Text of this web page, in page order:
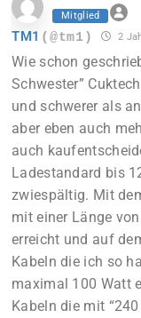
Mitglied
TM1 (@tm1) 2
Wie schon
Schwester”
und schwerer als
aber eben auch
auch
Ladestandard bis
zwiespältig. Mit
mit einer Länge
erreicht und auf
Kabeln die ich so
maximal 100 Watt
Kabeln die mit